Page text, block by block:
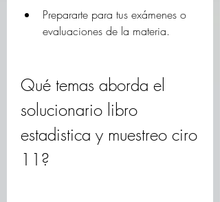
Prepararte para tus exámenes o
evaluaciones de la materia.
Qué temas aborda el
solucionario libro
estadistica y muestreo ciro
11?